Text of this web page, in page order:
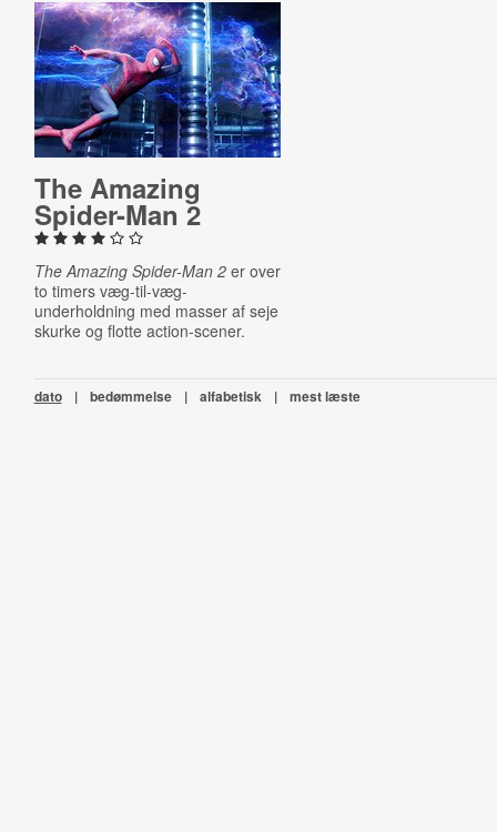
The Amazing
Spider-​Man 2
The Amazing Spider-Man 2 er over
to timers væg-til-væg-
underholdning med masser af seje
skurke og flotte action-scener.
dato | bedømmelse | alfabetisk | mest læste